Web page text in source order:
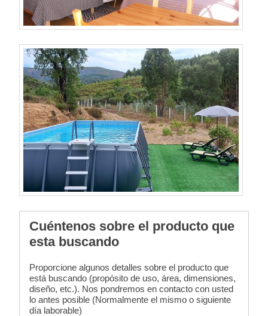
Cuéntenos sobre el producto que
esta buscando
Proporcione algunos detalles sobre el producto que
está buscando (propósito de uso, área, dimensiones,
diseño, etc.). Nos pondremos en contacto con usted
lo antes posible (Normalmente el mismo o siguiente
día laborable)